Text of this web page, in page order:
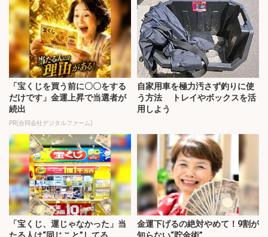
「宝くじを買う前に〇〇をする
だけです」金運上昇で当選者が
続出
PR(合同会社デジタルファーム)
自家用車を極力汚さず釣りに使
う方法 トレイやボックスを活
用しよう
「宝くじ、運じゃなかった」当
たる人は“同じこと”してる
金運下げるの絶対やめて！9割が
知らない“貯金術”